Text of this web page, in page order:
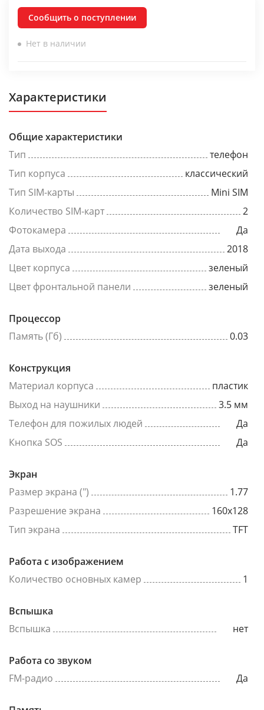
Сообщить о поступлении
Нет в наличии
Характеристики
Общие характеристики
Тип
телефон
Тип корпуса
классический
Тип SIM-карты
Mini SIM
Количество SIM-карт
2
Фотокамера
Да
Дата выхода
2018
Цвет корпуса
зеленый
Цвет фронтальной панели
зеленый
Процессор
Память (Гб)
0.03
Конструкция
Материал корпуса
пластик
Выход на наушники
3.5 мм
Телефон для пожилых людей
Да
Кнопка SOS
Да
Экран
Размер экрана (")
1.77
Разрешение экрана
160x128
Тип экрана
TFT
Работа с изображением
Количество основных камер
1
Вспышка
Вспышка
нет
Работа со звуком
FM-радио
Да